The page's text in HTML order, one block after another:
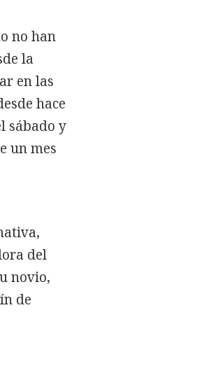
no han
la
en las
hace
sábado y
un mes
del
novio,
de